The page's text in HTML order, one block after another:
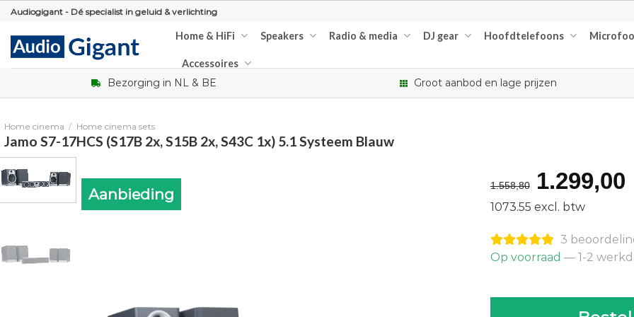
Skip
content
Audiogigant - Dé specialist in geluid & verlichting
Home & HiFi Speakers Radio & media DJ gear Hoofdtelefoons
Accessoires
Bezorging in NL & BE Groot aanbod en lage prijzen
Home cinema / Home cinema sets
Jamo S7-17HCS (S17B 2x, S15B 2x, S43C 1x) 5.1 Systeem Blauw
Aanbieding 1.558,80
prijs
was:
1.299,00
1073.55 excl. btw
3
Op voorraad — 1-2